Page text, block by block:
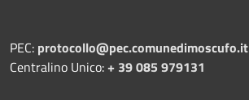
PEC: protocollo@pec.comunedimoscufo.it
Centralino Unico:+ 39 085 979131